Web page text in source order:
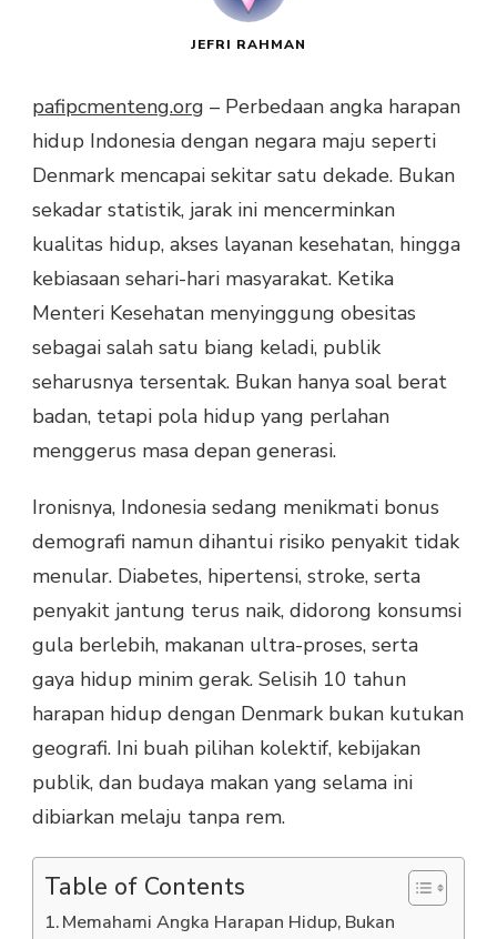
JEFRI RAHMAN
pafipcmenteng.org – Perbedaan angka harapan
hidup Indonesia dengan negara maju seperti
Denmark mencapai sekitar satu dekade. Bukan
sekadar statistik, jarak ini mencerminkan
kualitas hidup, akses layanan kesehatan, hingga
kebiasaan sehari-hari masyarakat. Ketika
Menteri Kesehatan menyinggung obesitas
sebagai salah satu biang keladi, publik
seharusnya tersentak. Bukan hanya soal berat
badan, tetapi pola hidup yang perlahan
menggerus masa depan generasi.
Ironisnya, Indonesia sedang menikmati bonus
demografi namun dihantui risiko penyakit tidak
menular. Diabetes, hipertensi, stroke, serta
penyakit jantung terus naik, didorong konsumsi
gula berlebih, makanan ultra-proses, serta
gaya hidup minim gerak. Selisih 10 tahun
harapan hidup dengan Denmark bukan kutukan
geografi. Ini buah pilihan kolektif, kebijakan
publik, dan budaya makan yang selama ini
dibiarkan melaju tanpa rem.
Table of Contents
Memahami Angka Harapan Hidup, Bukan